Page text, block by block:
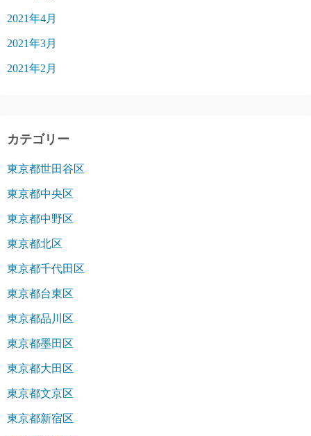
2021年4月
2021年3月
2021年2月
カテゴリー
東京都世田谷区
東京都中央区
東京都中野区
東京都北区
東京都千代田区
東京都台東区
東京都品川区
東京都墨田区
東京都大田区
東京都文京区
東京都新宿区